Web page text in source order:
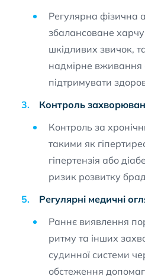
Регулярна фізична
збалансоване
шкідливих звичок,
надмірне
підтримувати
Контроль
Контроль за
такими як
гіпертензія або
ризик розвитку
Регулярні медичні
Раннє виявлення
ритму та інших
судинної системи
обстеження